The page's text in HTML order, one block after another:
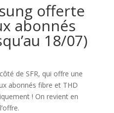
offerte
abonnés
18/07)
de SFR, qui offre une
abonnés fibre et THD
! On revient en